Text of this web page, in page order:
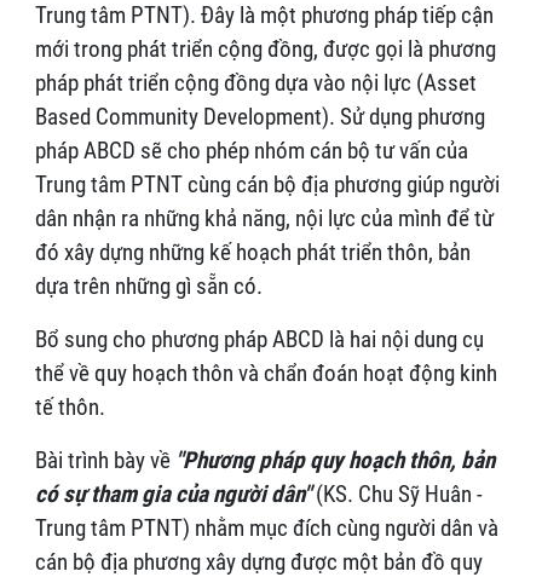
Trung tâm PTNT). Đây là một phương pháp tiếp cận
mới trong phát triển cộng đồng, được gọi là phương
pháp phát triển cộng đồng dựa vào nội lực (Asset
Based Community Development). Sử dụng phương
pháp ABCD sẽ cho phép nhóm cán bộ tư vấn của
Trung tâm PTNT cùng cán bộ địa phương giúp người
dân nhận ra những khả năng, nội lực của mình để từ
đó xây dựng những kế hoạch phát triển thôn, bản
dựa trên những gì sẵn có.
Bổ sung cho phương pháp ABCD là hai nội dung cụ
thể về quy hoạch thôn và chẩn đoán hoạt động kinh
tế thôn.
Bài trình bày về "Phương pháp quy hoạch thôn, bản
có sự tham gia của người dân"(KS. Chu Sỹ Huân -
Trung tâm PTNT) nhằm mục đích cùng người dân và
cán bộ địa phương xây dựng được một bản đồ quy